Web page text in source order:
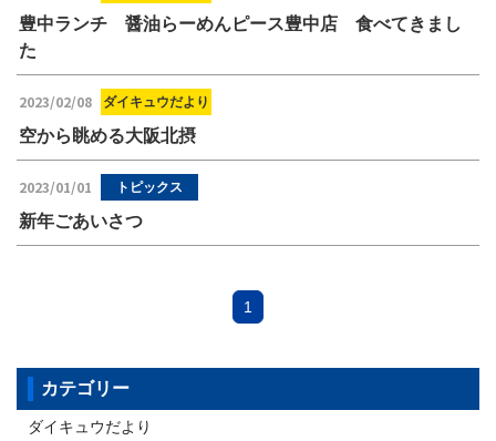
豊中ランチ 醤油らーめんピース豊中店 食べてきまし
た
2023/02/08 ダイキュウだより
空から眺める大阪北摂
2023/01/01 トピックス
新年ごあいさつ
1
カテゴリー
ダイキュウだより